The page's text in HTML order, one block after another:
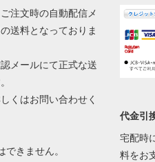
注文時の自動配信メ
送料となっておりま
メールにて正式な送
くはお問い合わせく
きません。
代金引
宅配時
料をお